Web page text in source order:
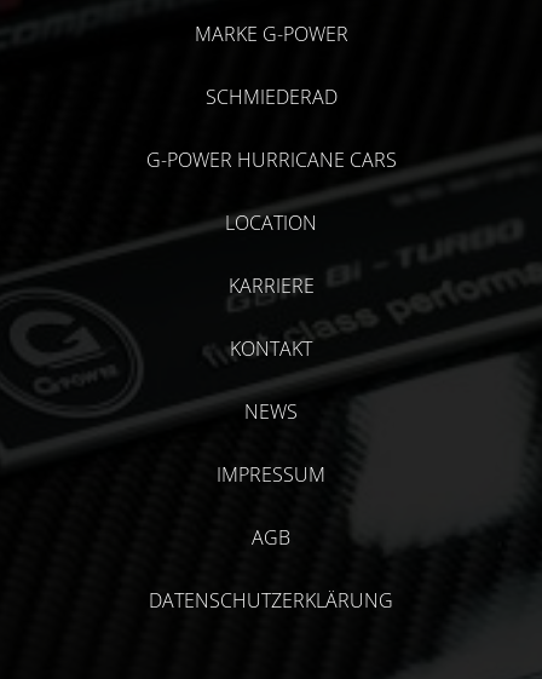
MARKE G-POWER
SCHMIEDERAD
G-POWER HURRICANE CARS
LOCATION
KARRIERE
KONTAKT
NEWS
IMPRESSUM
AGB
DATENSCHUTZERKLÄRUNG